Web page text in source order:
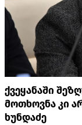
ქვეყანაში
მოთხოვნა კი
ხუნდაძე